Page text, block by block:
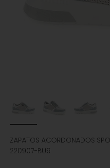
ZAPATOS ACORDONADOS
220907-BU9